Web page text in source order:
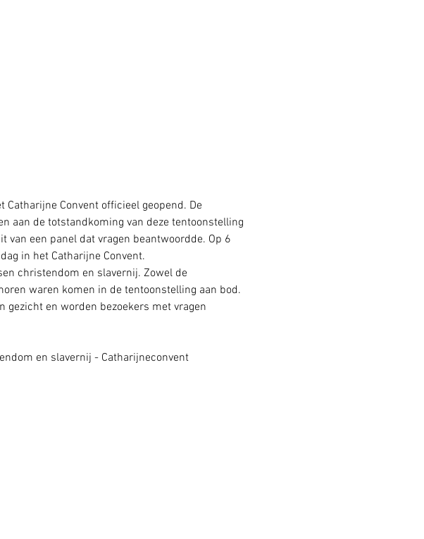
Convent officieel geopend. De
aan de totstandkoming van deze tentoonstelling
van een panel dat vragen beantwoordde. Op 6
in het Catharijne Convent.
christendom en slavernij. Zowel de
waren komen in de tentoonstelling aan bod.
gezicht en worden bezoekers met vragen
en slavernij - Catharijneconvent